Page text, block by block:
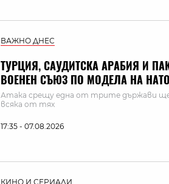
ВАЖНО ДНЕС
ТУРЦИЯ, САУДИТСКА АРАБИЯ И
ВОЕНЕН СЪЮЗ ПО МОДЕЛА НА НАТО
Атака срещу една от трите държави
всяка от тях
17:35 - 07.08.2026
КИНО И СЕРИАЛИ